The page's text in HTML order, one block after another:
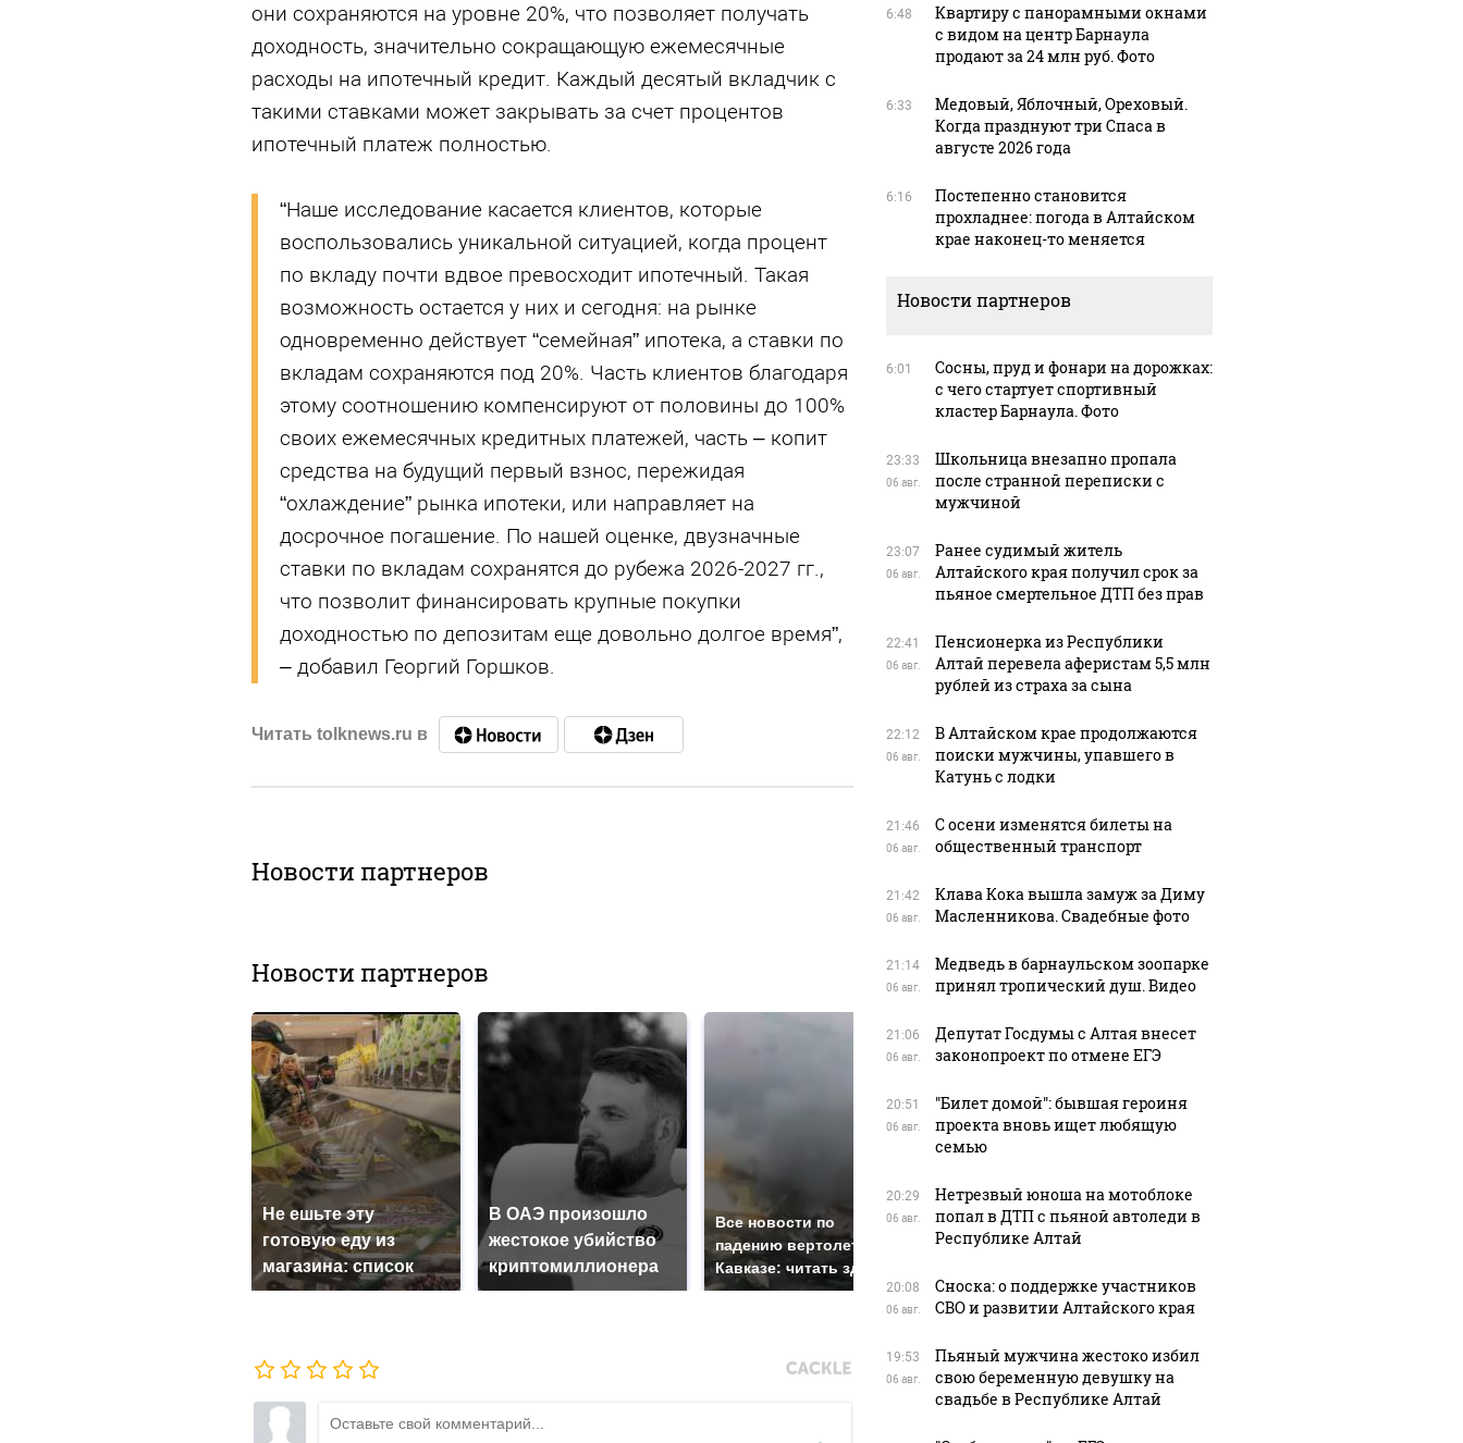
они сохраняются на уровне 20%, что позволяет получать
доходность, значительно сокращающую ежемесячные
расходы на ипотечный кредит. Каждый десятый вкладчик с
такими ставками может закрывать за счет процентов
ипотечный платеж полностью.
“Наше исследование касается клиентов, которые
воспользовались уникальной ситуацией, когда процент
по вкладу почти вдвое превосходит ипотечный. Такая
возможность остается у них и сегодня: на рынке
одновременно действует “семейная” ипотека, а ставки по
вкладам сохраняются под 20%. Часть клиентов благодаря
этому соотношению компенсируют от половины до 100%
своих ежемесячных кредитных платежей, часть – копит
средства на будущий первый взнос, пережидая
“охлаждение” рынка ипотеки, или направляет на
досрочное погашение. По нашей оценке, двузначные
ставки по вкладам сохранятся до рубежа 2026-2027 гг.,
что позволит финансировать крупные покупки
доходностью по депозитам еще довольно долгое время”,
– добавил Георгий Горшков.
Читать tolknews.ru в
Новости партнеров
Новости партнеров
Не ешьте эту
готовую еду из
магазина: список
В ОАЭ произошло
жестокое убийство
криптомиллионера
Все новости по
падению вертолета на
Кавказе: читать здесь
Таких событий не
было с 1945: чего
В магазинах России
6:48
Квартиру с панорамными окнами
с видом на центр Барнаула
продают за 24 млн руб. Фото
6:33
Медовый, Яблочный, Ореховый.
Когда празднуют три Спаса в
августе 2026 года
6:16
Постепенно становится
прохладнее: погода в Алтайском
крае наконец-то меняется
Новости партнеров
6:01
Сосны, пруд и фонари на дорожках:
с чего стартует спортивный
кластер Барнаула. Фото
23:33
06 авг.
Школьница внезапно пропала
после странной переписки с
мужчиной
23:07
06 авг.
Ранее судимый житель
Алтайского края получил срок за
пьяное смертельное ДТП без прав
22:41
06 авг.
Пенсионерка из Республики
Алтай перевела аферистам 5,5 млн
рублей из страха за сына
22:12
06 авг.
В Алтайском крае продолжаются
поиски мужчины, упавшего в
Катунь с лодки
21:46
06 авг.
С осени изменятся билеты на
общественный транспорт
21:42
06 авг.
Клава Кока вышла замуж за Диму
Масленникова. Свадебные фото
21:14
06 авг.
Медведь в барнаульском зоопарке
принял тропический душ. Видео
21:06
06 авг.
Депутат Госдумы с Алтая внесет
законопроект по отмене ЕГЭ
20:51
06 авг.
"Билет домой": бывшая героиня
проекта вновь ищет любящую
семью
20:29
06 авг.
Нетрезвый юноша на мотоблоке
попал в ДТП с пьяной автоледи в
Республике Алтай
20:08
06 авг.
Сноска: о поддержке участников
СВО и развитии Алтайского края
19:53
06 авг.
Пьяный мужчина жестоко избил
свою беременную девушку на
свадьбе в Республике Алтай